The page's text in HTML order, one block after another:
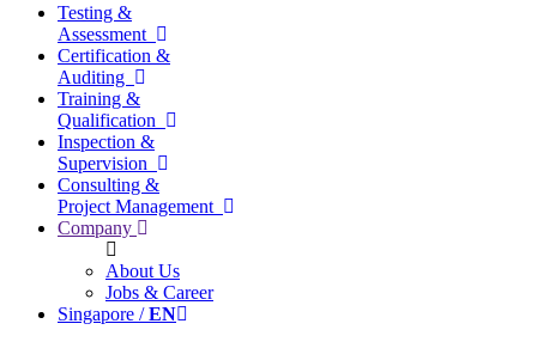
Testing &
Assessment
Certification &
Auditing
Training &
Qualification
Inspection &
Supervision
Consulting &
Project Management
Company
About Us
Jobs & Career
Singapore /EN